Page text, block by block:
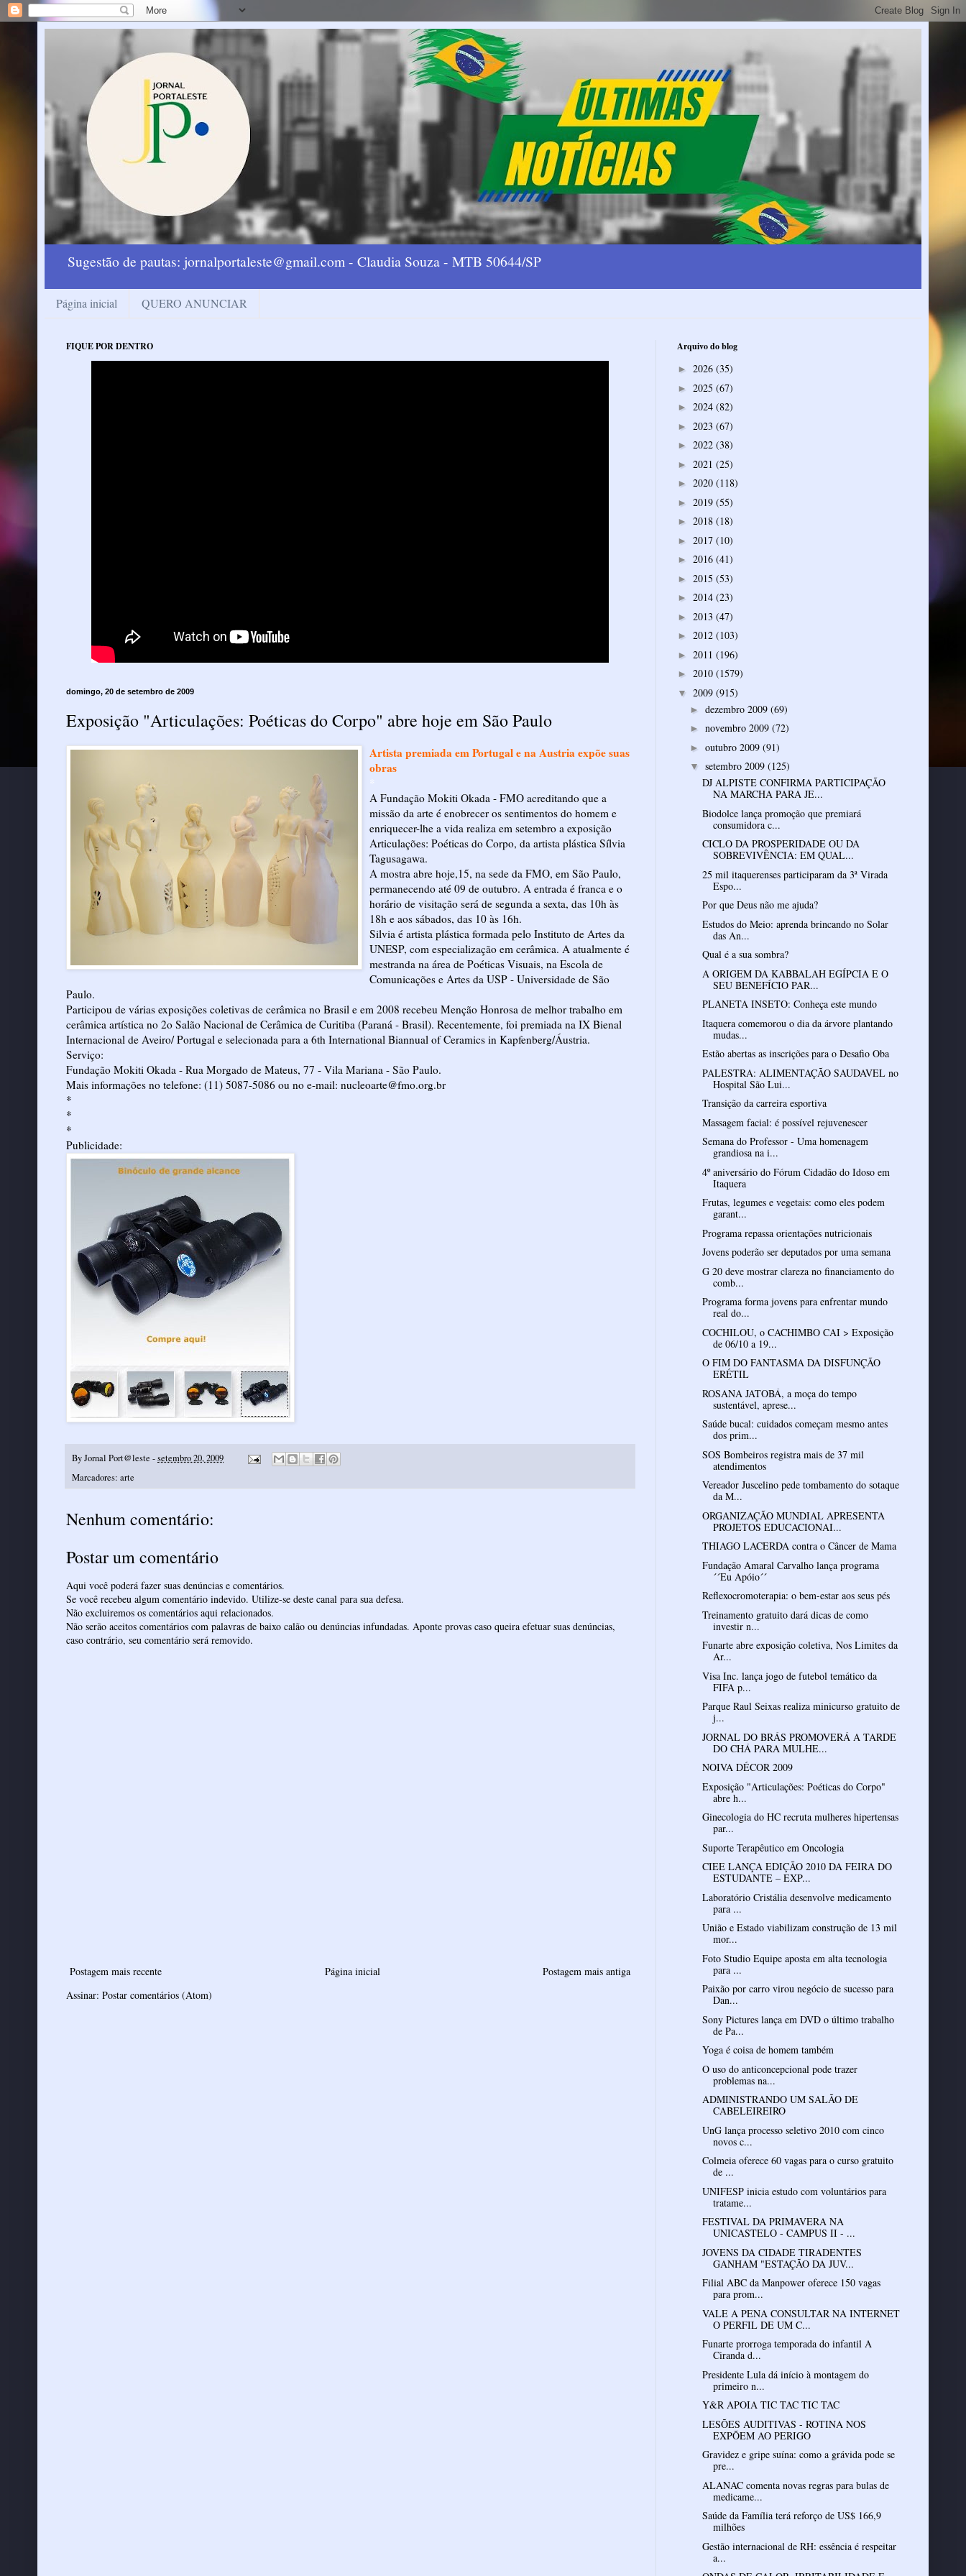
Sugestão de pautas: jornalportaleste@gmail.com - Claudia Souza - MTB 50644/SP
Página inicial QUERO ANUNCIAR
FIQUE POR DENTRO
domingo, 20 de setembro de 2009
Exposição "Articulações: Poéticas do Corpo" abre hoje em São Paulo
Artista premiada em Portugal e na Austria expõe suas
obras
A Fundação Mokiti Okada - FMO acreditando que a
missão da arte é enobrecer os sentimentos do homem e
enriquecer-lhe a vida realiza em setembro a exposição
Articulações: Poéticas do Corpo, da artista plástica Sílvia
Tagusagawa.
A mostra abre hoje,15, na sede da FMO, em São Paulo,
permanecendo até 09 de outubro. A entrada é franca e o
horário de visitação será de segunda a sexta, das 10h às
18h e aos sábados, das 10 às 16h.
Silvia é artista plástica formada pelo Instituto de Artes da
UNESP, com especialização em cerâmica. A atualmente é
mestranda na área de Poéticas Visuais, na Escola de
Comunicações e Artes da USP - Universidade de São
Paulo.
Participou de várias exposições coletivas de cerâmica no Brasil e em 2008 recebeu Menção Honrosa de melhor trabalho em
cerâmica artística no 2o Salão Nacional de Cerâmica de Curitiba (Paraná - Brasil). Recentemente, foi premiada na IX Bienal
Internacional de Aveiro/ Portugal e selecionada para a 6th International Biannual of Ceramics in Kapfenberg/Áustria.
Serviço:
Fundação Mokiti Okada - Rua Morgado de Mateus, 77 - Vila Mariana - São Paulo.
Mais informações no telefone: (11) 5087-5086 ou no e-mail: nucleoarte@fmo.org.br
*
*
*
Publicidade:
ByJornal Port@leste -setembro 20, 2009
Marcadores: arte
Nenhum comentário:
Postar um comentário
Aqui você poderá fazer suas denúncias e comentários.
Se você recebeu algum comentário indevido. Utilize-se deste canal para sua defesa.
Não excluiremos os comentários aqui relacionados.
Não serão aceitos comentários com palavras de baixo calão ou denúncias infundadas. Aponte provas caso queira efetuar suas denúncias,
caso contrário, seu comentário será removido.
Postagem mais recente Postagem mais antiga
Página inicial
Assinar: Postar comentários (Atom)
Arquivo do blog
► 2026 (35)
► 2025 (67)
► 2024 (82)
► 2023 (67)
► 2022 (38)
► 2021 (25)
► 2020 (118)
► 2019 (55)
► 2018 (18)
► 2017 (10)
► 2016 (41)
► 2015 (53)
► 2014 (23)
► 2013 (47)
► 2012 (103)
► 2011 (196)
► 2010 (1579)
▼ 2009 (915)
► dezembro 2009 (69)
► novembro 2009 (72)
► outubro 2009 (91)
▼ setembro 2009 (125)
DJ ALPISTE CONFIRMA PARTICIPAÇÃO
NA MARCHA PARA JE...
Biodolce lança promoção que premiará
consumidora c...
CICLO DA PROSPERIDADE OU DA
SOBREVIVÊNCIA: EM QUAL...
25 mil itaquerenses participaram da 3ª Virada
Espo...
Por que Deus não me ajuda?
Estudos do Meio: aprenda brincando no Solar
das An...
Qual é a sua sombra?
A ORIGEM DA KABBALAH EGÍPCIA E O
SEU BENEFÍCIO PAR...
PLANETA INSETO: Conheça este mundo
Itaquera comemorou o dia da árvore plantando
mudas...
Estão abertas as inscrições para o Desafio Oba
PALESTRA: ALIMENTAÇÃO SAUDAVEL no
Hospital São Lui...
Transição da carreira esportiva
Massagem facial: é possível rejuvenescer
Semana do Professor - Uma homenagem
grandiosa na i...
4º aniversário do Fórum Cidadão do Idoso em
Itaquera
Frutas, legumes e vegetais: como eles podem
garant...
Programa repassa orientações nutricionais
Jovens poderão ser deputados por uma semana
G 20 deve mostrar clareza no financiamento do
comb...
Programa forma jovens para enfrentar mundo
real do...
COCHILOU, o CACHIMBO CAI > Exposição
de 06/10 a 19...
O FIM DO FANTASMA DA DISFUNÇÃO
ERÉTIL
ROSANA JATOBÁ, a moça do tempo
sustentável, aprese...
Saúde bucal: cuidados começam mesmo antes
dos prim...
SOS Bombeiros registra mais de 37 mil
atendimentos
Vereador Juscelino pede tombamento do sotaque
da M...
ORGANIZAÇÃO MUNDIAL APRESENTA
PROJETOS EDUCACIONAI...
THIAGO LACERDA contra o Câncer de Mama
Fundação Amaral Carvalho lança programa
´´Eu Apóio´´
Reflexocromoterapia: o bem-estar aos seus pés
Treinamento gratuito dará dicas de como
investir n...
Funarte abre exposição coletiva, Nos Limites da
Ar...
Visa Inc. lança jogo de futebol temático da
FIFA p...
Parque Raul Seixas realiza minicurso gratuito de
j...
JORNAL DO BRÁS PROMOVERÁ A TARDE
DO CHÁ PARA MULHE...
NOIVA DÉCOR 2009
Exposição "Articulações: Poéticas do Corpo"
abre h...
Ginecologia do HC recruta mulheres hipertensas
par...
Suporte Terapêutico em Oncologia
CIEE LANÇA EDIÇÃO 2010 DA FEIRA DO
ESTUDANTE – EXP...
Laboratório Cristália desenvolve medicamento
para ...
União e Estado viabilizam construção de 13 mil
mor...
Foto Studio Equipe aposta em alta tecnologia
para ...
Paixão por carro virou negócio de sucesso para
Dan...
Sony Pictures lança em DVD o último trabalho
de Pa...
Yoga é coisa de homem também
O uso do anticoncepcional pode trazer
problemas na...
ADMINISTRANDO UM SALÃO DE
CABELEIREIRO
UnG lança processo seletivo 2010 com cinco
novos c...
Colmeia oferece 60 vagas para o curso gratuito
de ...
UNIFESP inicia estudo com voluntários para
tratame...
FESTIVAL DA PRIMAVERA NA
UNICASTELO - CAMPUS II - ...
JOVENS DA CIDADE TIRADENTES
GANHAM "ESTAÇÃO DA JUV...
Filial ABC da Manpower oferece 150 vagas
para prom...
VALE A PENA CONSULTAR NA INTERNET
O PERFIL DE UM C...
Funarte prorroga temporada do infantil A
Ciranda d...
Presidente Lula dá início à montagem do
primeiro n...
Y&R APOIA TIC TAC TIC TAC
LESÕES AUDITIVAS - ROTINA NOS
EXPÕEM AO PERIGO
Gravidez e gripe suína: como a grávida pode se
pre...
ALANAC comenta novas regras para bulas de
medicame...
Saúde da Família terá reforço de US$ 166,9
milhões
Gestão internacional de RH: essência é respeitar
a...